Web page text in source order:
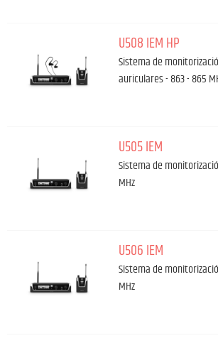
U508 IEM HP
Sistema de
auriculares - 863 - 865
U505 IEM
Sistema de
MHz
U506 IEM
Sistema de
MHz